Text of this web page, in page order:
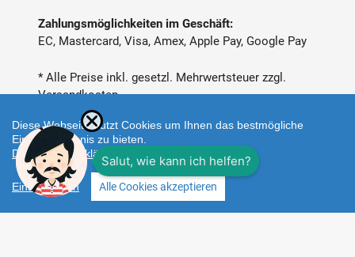
Zahlungsmöglichkeiten im Geschäft:
EC, Mastercard, Visa, Amex, Apple Pay, Google Pay
* Alle Preise inkl. gesetzl. Mehrwertsteuer zzgl.
Versandkosten
Zahlungsarten
Diese Webseite nutzt Cookies um Ihnen das bestmögliche
Einkaufserlebnis zu bieten.
Datenschutzerklärung
Einstellungen Alle Cookies akzeptieren